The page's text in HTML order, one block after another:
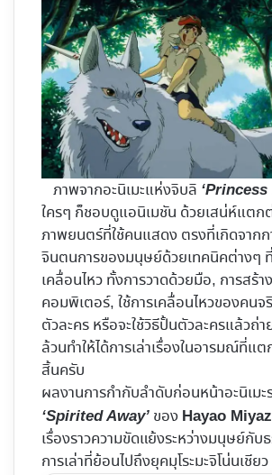
ภาพจากอะนิเมะแห่งจิบลิ ‘Princess
ใครๆ ก็ชอบดูแอนิเมชัน ด้วยเสน่ห์แตก
ภาพยนตร์ที่ใช้คนแสดง ตรงที่เกิดจากก
จินตนการของมนุษย์ด้วยเทคนิคต่างๆ
เคลื่อนไหว ทั้งการวาดด้วยมือ, การสร้
คอมพิเตอร์, ใช้การเคลื่อนไหวของคนจ
ตัวละคร หรือจะใช้วิธีปั้นตัวละครแล้วถ่
ล้วนทำให้ได้การเล่าเรื่องในอารมณ์ที่แ
สิ้นครับ
ผลงานการกำกับลำดับก่อนหน้าอะนิเมะ
‘Spirited Away’ ของ Hayao
เรื่องราวความขัดแย้งระหว่างมนุษย์กับ
การเล่าที่ย้อนไปถึงยุคมุโระมะจิโน่นเชียว